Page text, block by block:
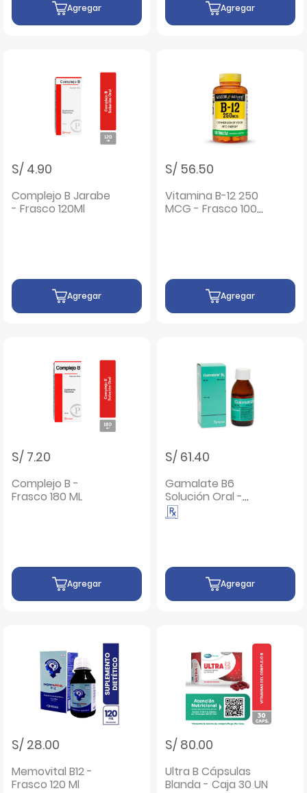
Agregar Agregar
S/ 4.90
Complejo B Jarabe
- Frasco 120Ml
Agregar
S/ 56.50
Vitamina B-12 250
MCG - Frasco 100
Agregar
S/ 7.20
Complejo B -
Frasco 180 ML
Agregar
S/ 61.40
Gamalate B6
Solución Oral -
Frasco 80 Ml
Agregar
S/ 28.00
Memovital B12 -
Frasco 120 Ml
S/ 80.00
Ultra B Cápsulas
Blanda - Caja 30 UN